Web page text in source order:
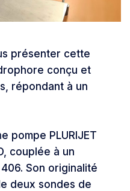
présenter cette
conçu et
répondant à un
pompe PLURIJET
couplée à un
Son originalité
deux sondes de